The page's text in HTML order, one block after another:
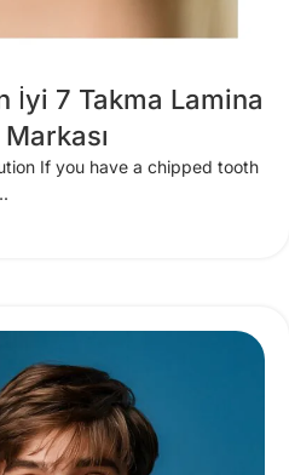
İyi 7 Takma Lamina
If you have a chipped tooth